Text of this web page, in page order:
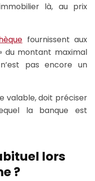
là, au prix
fournissent aux
du montant maximal
pas encore un
valable, doit préciser
la banque est
lors
?